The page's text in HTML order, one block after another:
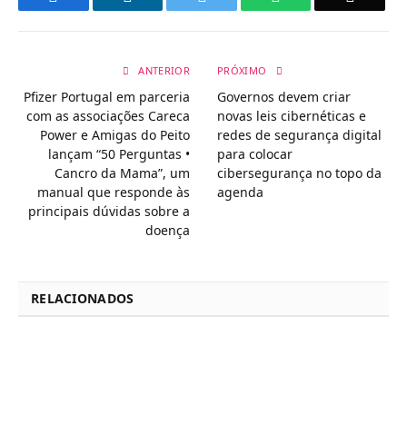
ANTERIOR
Pfizer Portugal em parceria
com as associações Careca
Power e Amigas do Peito
lançam “50 Perguntas •
Cancro da Mama”, um
manual que responde às
principais dúvidas sobre a
doença
PRÓXIMO
Governos devem criar
novas leis cibernéticas e
redes de segurança digital
para colocar
cibersegurança no topo da
agenda
RELACIONADOS